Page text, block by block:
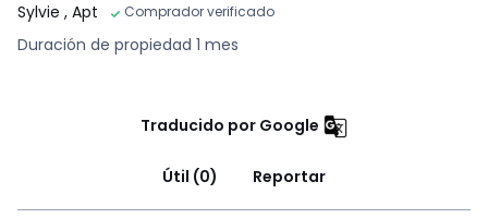
Sylvie , Apt Comprador verificado
Duración de propiedad 1 mes
Traducido por Google
Útil (0) Reportar